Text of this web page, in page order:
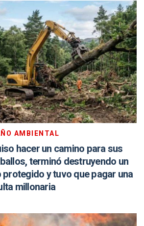
AMBIENTAL
hacer un camino para sus
terminó destruyendo un
protegido y tuvo que pagar una
millonaria